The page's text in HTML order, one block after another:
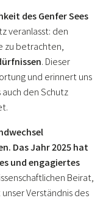
des Genfer Sees
veranlasst: den
zu betrachten,
. Dieser
und erinnert uns
den Schutz
Das Jahr 2025 hat
und engagiertes
Beirat,
Verständnis des